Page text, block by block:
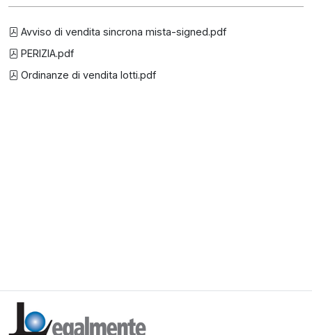
Avviso di vendita sincrona mista-signed.pdf
PERIZIA.pdf
Ordinanze di vendita lotti.pdf